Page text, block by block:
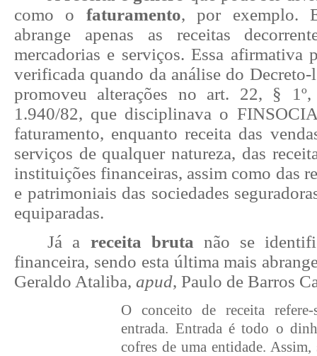
como o faturamento, por exemplo.
abrange apenas as receitas
mercadorias e serviços. Essa afirmativa
verificada quando da análise do
promoveu alterações no art. 22, §
1.940/82, que disciplinava o
faturamento, enquanto receita das
serviços de qualquer natureza, das
instituições financeiras, assim como das
e patrimoniais das sociedades
equiparadas.
Já a receita bruta não se
financeira, sendo esta última mais
Geraldo Ataliba, apud, Paulo de Barros
O conceito de receita
entrada. Entrada é todo o
cofres de uma entidade. Assim,